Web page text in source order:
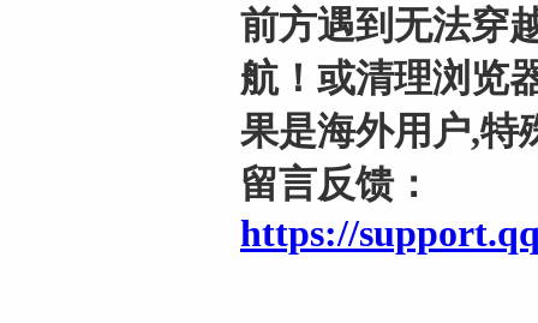
前方遇到无法穿
航！或清理浏览
果是海外用户,特
留言反馈：
https://